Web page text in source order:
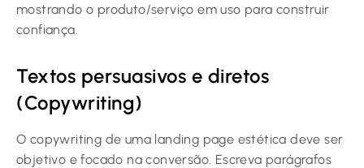
mostrando o produto/serviço em uso para construir
confiança.
Textos persuasivos e diretos
(Copywriting)
O copywriting de uma landing page estética deve ser
objetivo e focado na conversão. Escreva parágrafos